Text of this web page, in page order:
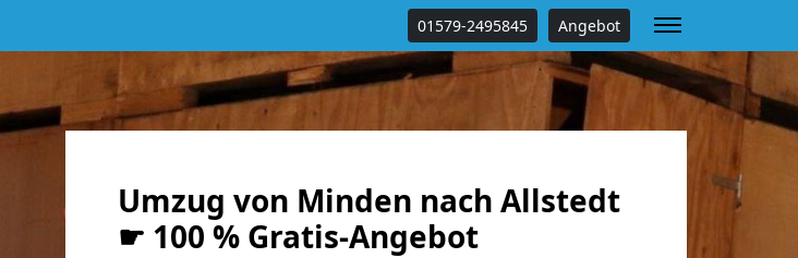
01579-2495845 Angebot
Umzug von Minden nach Allstedt
☛ 100 % Gratis-Angebot